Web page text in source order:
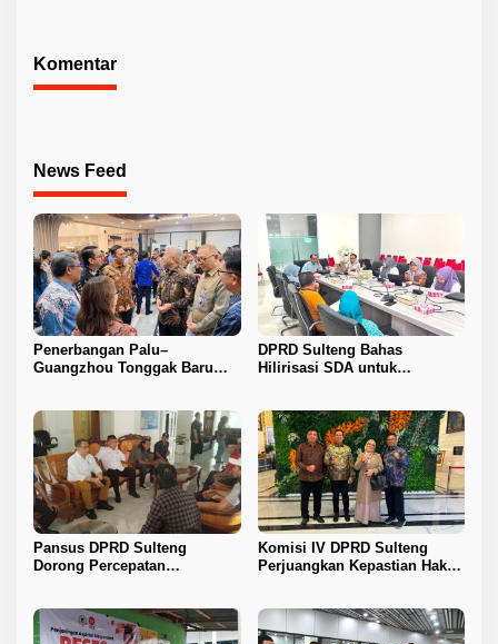
Komentar
News Feed
Penerbangan Palu–
Guangzhou Tonggak Baru
DPRD Sulteng Bahas
Hilirisasi SDA untuk
Pansus DPRD Sulteng
Dorong Percepatan
Komisi IV DPRD Sulteng
Perjuangkan Kepastian Hak